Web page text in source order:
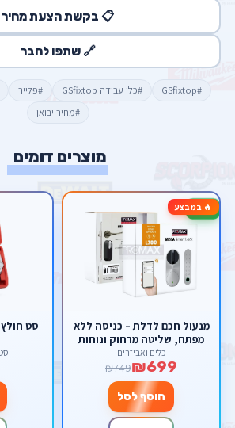
📋 בקשת הצעת מחיר
🔗 שתפו לחבר
#GSfixtop #כלי עבודה GSfixtop #פלייר
#מחיר יבואן
מוצרים דומים
🔥 במבצע-7%
מנעול חכם לדלת – כניסה ללא
מפתח, שליטה מרחוק ונוחות
מלאה
כלים ואביזרים
₪699
₪749
הוסף לסל
סט חולץ